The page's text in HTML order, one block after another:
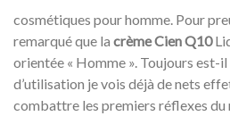
cosmétiques pour homme. Pour
remarqué que la crème Cien Q10
orientée « Homme ». Toujours est-il
d’utilisation je vois déjà de nets
combattre les premiers réflexes du